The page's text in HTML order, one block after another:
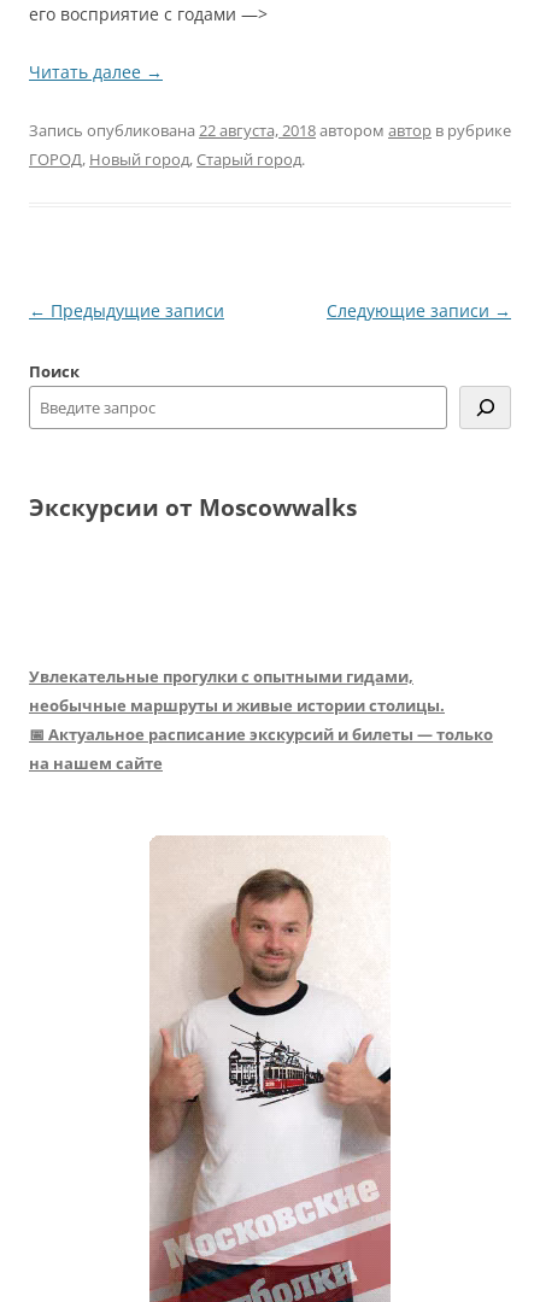
его восприятие с годами —>
Читать далее →
Запись опубликована 22 августа, 2018автором автор в рубрике
ГОРОД, Новый город,Старый город.
Навигация
записям
← Предыдущие записи Следующие записи →
Поиск
Экскурсии от Moscowwalks
Увлекательные прогулки с опытными гидами,
необычные маршруты и живые истории столицы.
📅 Актуальное расписание экскурсий и билеты — только
на нашем сайте